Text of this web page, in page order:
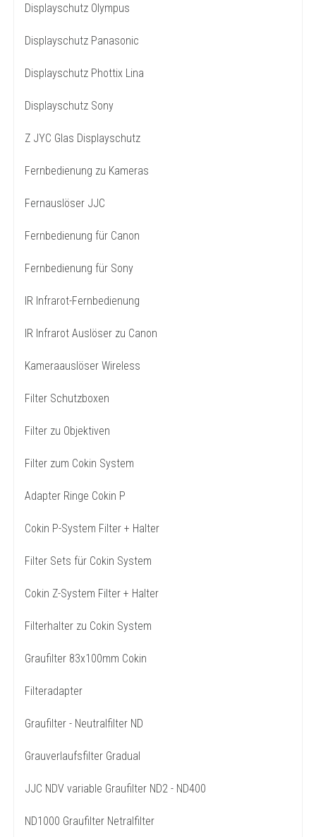
Displayschutz Olympus
Displayschutz Panasonic
Displayschutz Phottix Lina
Displayschutz Sony
Z JYC Glas Displayschutz
Fernbedienung zu Kameras
Fernauslöser JJC
Fernbedienung für Canon
Fernbedienung für Sony
IR Infrarot-Fernbedienung
IR Infrarot Auslöser zu Canon
Kameraauslöser Wireless
Filter Schutzboxen
Filter zu Objektiven
Filter zum Cokin System
Adapter Ringe Cokin P
Cokin P-System Filter + Halter
Filter Sets für Cokin System
Cokin Z-System Filter + Halter
Filterhalter zu Cokin System
Graufilter 83x100mm Cokin
Filteradapter
Graufilter - Neutralfilter ND
Grauverlaufsfilter Gradual
JJC NDV variable Graufilter ND2 - ND400
ND1000 Graufilter Netralfilter